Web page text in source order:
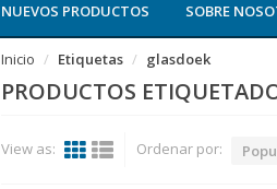
NUEVOS PRODUCTOS SOBRE
Inicio Etiquetas glasdoek
PRODUCTOS
View as: Ordenar por: